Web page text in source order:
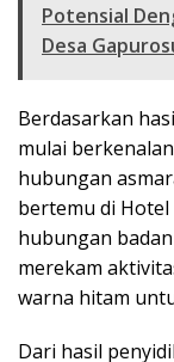
Potensial
Desa
Berdasarkan
mulai
hubungan
bertemu di Hotel
hubungan
merekam
warna hitam
Dari hasil